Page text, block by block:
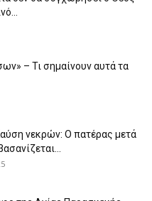
– Τι σημαίνουν αυτά τα
νεκρών: Ο πατέρας μετά